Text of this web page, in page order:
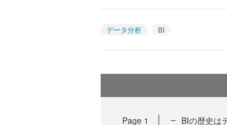
データ分析 BI
Page 1 BIの歴史は